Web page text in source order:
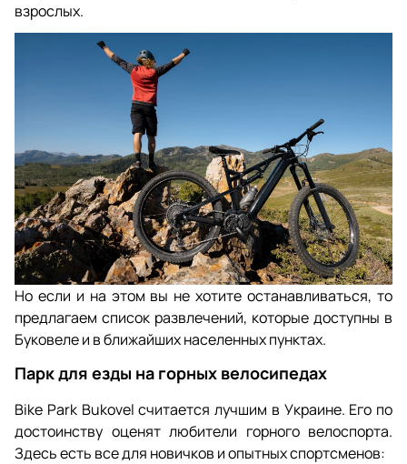
взрослых.
Но если и на этом вы не хотите останавливаться, то
предлагаем список развлечений, которые доступны в
Буковеле и в ближайших населенных пунктах.
Парк для езды на горных велосипедах
Bike Park Bukovel считается лучшим в Украине. Его по
достоинству оценят любители горного велоспорта.
Здесь есть все для новичков и опытных спортсменов: